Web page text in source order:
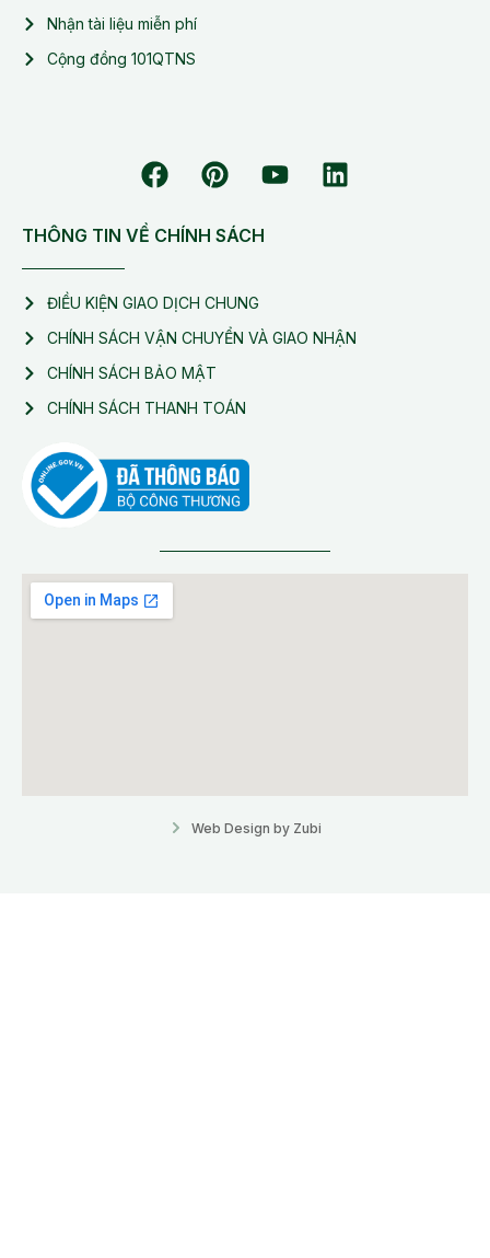
Nhận tài liệu miễn phí
Cộng đồng 101QTNS
THÔNG TIN VỀ CHÍNH SÁCH
ĐIỀU KIỆN GIAO DỊCH CHUNG
CHÍNH SÁCH VẬN CHUYỂN VÀ GIAO NHẬN
CHÍNH SÁCH BẢO MẬT
CHÍNH SÁCH THANH TOÁN
Web Design by Zubi